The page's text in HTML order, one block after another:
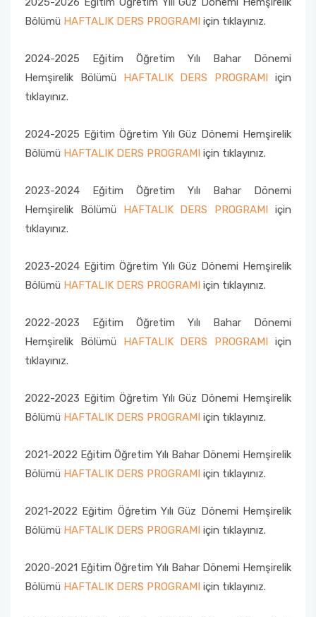
Bölümü HAFTALIK DERS PROGRAMI için tıklayınız.
2024-2025 Eğitim Öğretim Yılı Bahar Dönemi
Hemşirelik Bölümü HAFTALIK DERS PROGRAMI için
tıklayınız.
2024-2025 Eğitim Öğretim Yılı Güz Dönemi Hemşirelik
Bölümü HAFTALIK DERS PROGRAMI için tıklayınız.
2023-2024 Eğitim Öğretim Yılı Bahar Dönemi
Hemşirelik Bölümü HAFTALIK DERS PROGRAMI için
tıklayınız.
2023-2024 Eğitim Öğretim Yılı Güz Dönemi Hemşirelik
Bölümü HAFTALIK DERS PROGRAMI için tıklayınız.
2022-2023 Eğitim Öğretim Yılı Bahar Dönemi
Hemşirelik Bölümü HAFTALIK DERS PROGRAMI için
tıklayınız.
2022-2023 Eğitim Öğretim Yılı Güz Dönemi Hemşirelik
Bölümü HAFTALIK DERS PROGRAMI için tıklayınız.
2021-2022 Eğitim Öğretim Yılı Bahar Dönemi Hemşirelik
Bölümü HAFTALIK DERS PROGRAMI için tıklayınız.
2021-2022 Eğitim Öğretim Yılı Güz Dönemi Hemşirelik
Bölümü HAFTALIK DERS PROGRAMI için tıklayınız.
2020-2021 Eğitim Öğretim Yılı Bahar Dönemi Hemşirelik
Bölümü HAFTALIK DERS PROGRAMI için tıklayınız.
Fakülte Akademik Kurul Raporları
Organizasyon Şeması
Fakülte Faaliyet Raporları
Komisyonlar
Halk Sağlığı Hemşireliği Anabilim Dalı
Çocuk Gelişimciler Günü Etkinlikleri Komisyonu
Ders Eşdeğerlik ve Yatay - Dikey Geçiş
Komisyonu
Fakülte Tanıtım ve Kariyer Günleri Planlama
Hemşirelik Haftası Etkinlikleri Komisyonu
Öğrenci Uyum ve Geliştirme Komisyonu
Ölçme Değerlendirme Komisyonu
Sıfır Atık Yönetim Sistemi Alt Komisyonu
Sosyal Medya Komisyonu
Stratejik Planlama Komisyonu
Yemin Töreni Komisyonu
2018 Yılı Etkinlikler
Psikiyatri Hemşireliği Anabilim Dalı Formları
Genel Intörnlük Dersi
Sınavda Uyulması Gereken Kurallar
Kariyer Planlama
‘’Sahada Çocukla Çalışmak’’ konulu seminer ve
atölye çalışması
Akran Yönderliği
Öğrenci Uyum Programı
Değişim Programları
Sürekli İyileştirme Plan Formu
Memnuniyet Anketleri
Kalite Yönetim Sistemi Revizyon Tablosu
Düzeltici Önleyici Faaliyetler